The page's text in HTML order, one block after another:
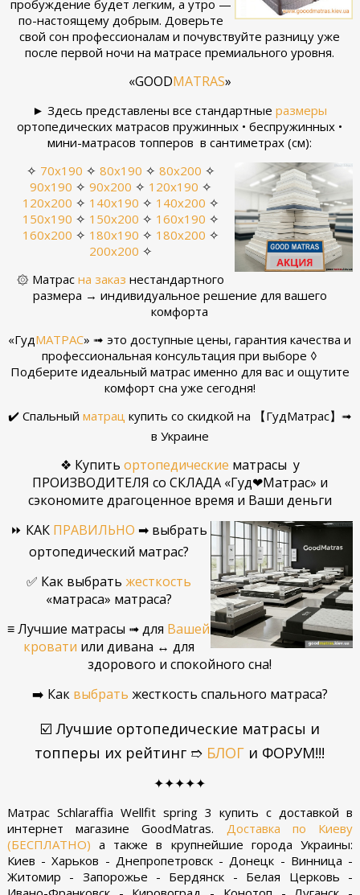
пробуждение будет легким, а утро —
по-настоящему добрым. Доверьте
свой сон профессионалам и почувствуйте разницу уже
после первой ночи на матрасе премиального уровня.
«GOODMATRAS»
► Здесь представлены все стандартныеразмеры
ортопедических матрасов пружинных • беспружинных •
мини-матрасов топперов в сантиметрах (см):
✧ 70х190 ✧ 80x190 ✧ 80х200 ✧
90х190 ✧ 90х200 ✧ 120х190 ✧
120х200 ✧ 140х190 ✧ 140х200 ✧
150х190 ✧ 150х200 ✧ 160х190 ✧
160х200 ✧ 180х190 ✧ 180х200 ✧
200х200 ✧
۞ Матрасна заказ нестандартного
размера → индивидуальное решение для вашего
комфорта
«ГудМАТРАС» ➟ это доступные цены, гарантия качества и
профессиональная консультация при выборе ◊
Подберите идеальный матрас именно для вас и ощутите
комфорт сна уже сегодня!
✔️ Спальный матрац купить со скидкой на 【ГудМатрас】➟
в Украине
❖ Купить ортопедические матрасы у
ПРОИЗВОДИТЕЛЯ со СКЛАДА «Гуд❤Матрас» и
сэкономите драгоценное время и Ваши деньги
⏩ КАК ПРАВИЛЬНО ➡ выбрать
ортопедический матрас?
✅ Как выбрать жесткость
«матраса» матраса?
≡ Лучшие матрасы ➟ для Вашей
кровати или дивана ↔ для
здорового и спокойного сна!
➡️ Как выбрать жесткость спального матраса?
☑️ Лучшие ортопедические матрасы и
топперы их рейтинг ➱ БЛОГ и ФОРУМ!!!
✦✦✦✦✦
Матрас Schlaraffia Wellfit spring 3 купить с доставкой в
интернет магазине GoodMatras.
Доставка по Киеву
(БЕСПЛАТНО) а также в крупнейшие города Украины:
Киев - Харьков - Днепропетровск - Донецк - Винница -
Житомир - Запорожье - Бердянск - Белая Церковь -